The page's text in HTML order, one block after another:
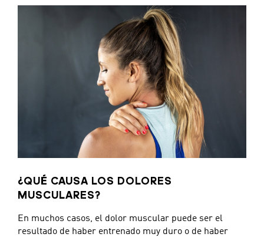
¿QUÉ CAUSA LOS DOLORES
MUSCULARES?
En muchos casos, el dolor muscular puede ser el
resultado de haber entrenado muy duro o de haber